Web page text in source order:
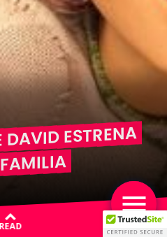
ESTRENA
READ